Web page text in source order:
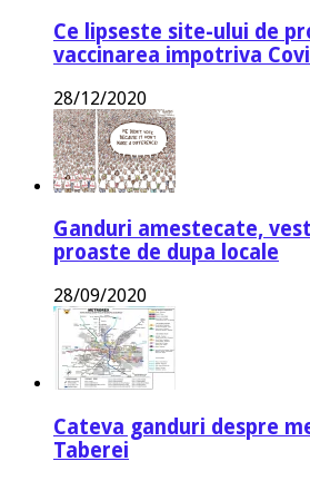
Ce lipseste site-ului de
vaccinarea impotriva
28/12/2020
Ganduri amestecate,
proaste de dupa locale
28/09/2020
Cateva ganduri despre
Taberei